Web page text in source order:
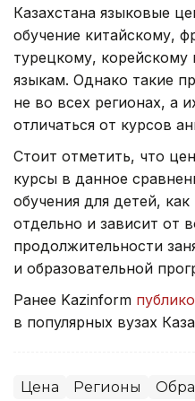
Казахстана языковые
обучение китайскому,
турецкому,
языкам. Однако такие
не во всех регионах, а
отличаться от курсов
Стоит отметить, что
курсы в данное
обучения для детей,
отдельно и зависит от
продолжительности
и образовательной
Ранее Kazinform
в популярных вузах
Цена Регионы